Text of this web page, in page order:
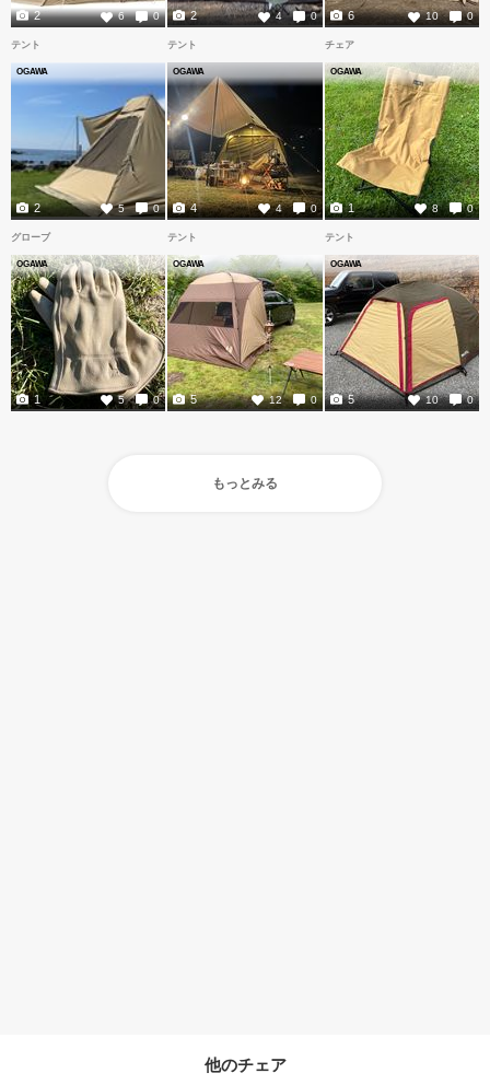
6 0
2 4 0
2 10 0
6
テント
OGAWA
5 0
2
テント
OGAWA
4 0
4
チェア
OGAWA
8 0
1
グローブ
OGAWA
5 0
1
テント
OGAWA
12 0
5
テント
OGAWA
10 0
5
もっとみる
他のチェア